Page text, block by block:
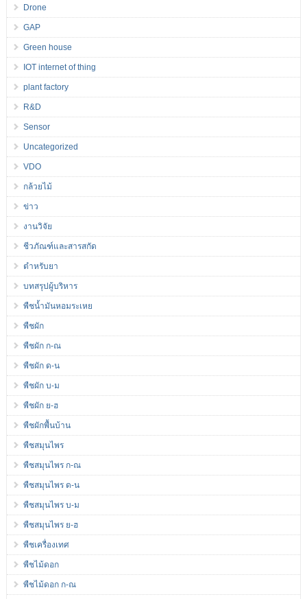
Drone
GAP
Green house
IOT internet of thing
plant factory
R&D
Sensor
Uncategorized
VDO
กล้วยไม้
ข่าว
งานวิจัย
ชีวภัณฑ์และสารสกัด
ตำหรับยา
บทสรุปผู้บริหาร
พืชน้ำมันหอมระเหย
พืชผัก
พืชผัก ก-ณ
พืชผัก ด-น
พืชผัก บ-ม
พืชผัก ย-ฮ
พืชผักพื้นบ้าน
พืชสมุนไพร
พืชสมุนไพร ก-ณ
พืชสมุนไพร ด-น
พืชสมุนไพร บ-ม
พืชสมุนไพร ย-ฮ
พืชเครื่องเทศ
พืชไม้ดอก
พืชไม้ดอก ก-ณ